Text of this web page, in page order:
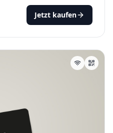
Jetzt kaufen